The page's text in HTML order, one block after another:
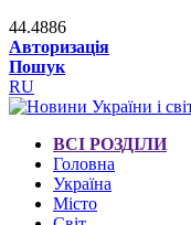
44.4886
Авторизація
Пошук
RU
ВСІ РОЗДІЛИ
Головна
Україна
Місто